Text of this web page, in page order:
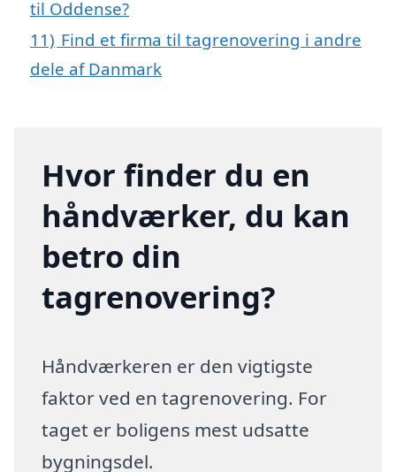
til Oddense?
11) Find et firma til tagrenovering i andre
dele af Danmark
Hvor finder du en
håndværker, du kan
betro din
tagrenovering?
Håndværkeren er den vigtigste
faktor ved en tagrenovering. For
taget er boligens mest udsatte
bygningsdel.